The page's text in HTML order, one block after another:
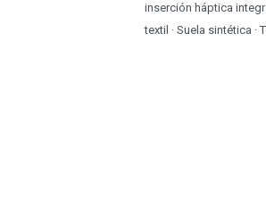
inserción háptica
textil · Suela sintética ·